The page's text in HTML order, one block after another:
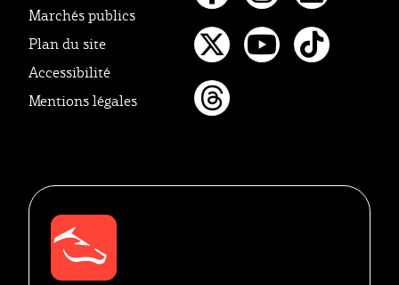
Marchés publics
Plan du site
Accessibilité
Mentions légales
Facebook
Twitter